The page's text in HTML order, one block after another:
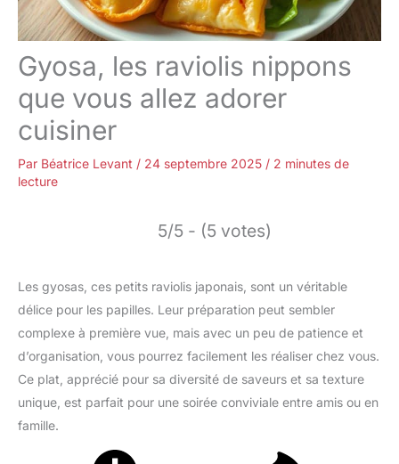
Gyosa, les raviolis nippons
que vous allez adorer
cuisiner
Par Béatrice Levant / 24 septembre 2025 / 2 minutes de
lecture
5/5 - (5 votes)
Les gyosas, ces petits raviolis japonais, sont un véritable
délice pour les papilles. Leur préparation peut sembler
complexe à première vue, mais avec un peu de patience et
d’organisation, vous pourrez facilement les réaliser chez vous.
Ce plat, apprécié pour sa diversité de saveurs et sa texture
unique, est parfait pour une soirée conviviale entre amis ou en
famille.